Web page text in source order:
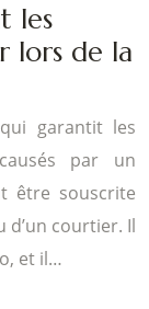
les
lors de la
garantit les
par un
être souscrite
d’un courtier. Il
et il…